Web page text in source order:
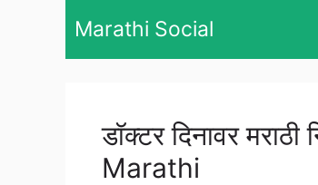
Marathi Social
डॉक्टर दिनावर
Marathi